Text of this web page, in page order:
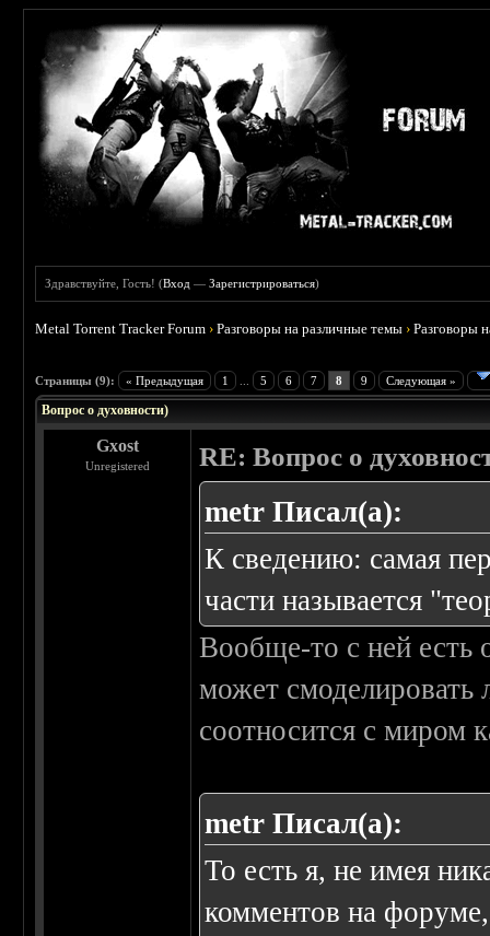
Здравствуйте, Гость! (Вход —Зарегистрироваться)
Metal Torrent Tracker Forum ›Разговоры на различные темы ›Разговоры
Страницы (9): « Предыдущая 1 5 6 7 8 9 Следующая »
Вопрос о духовности)
Gxost
Unregistered RE: Вопрос о
metr Писал(а):
К сведению: самая
части называется
Вообще-то с ней есть
может смоделировать
соотносится с миром
metr Писал(а):
То есть я, не имея
комментов на